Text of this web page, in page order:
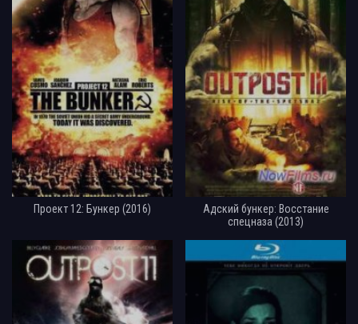
Проект 12: Бункер (2016)
Адский бункер: Восстание
спецназа (2013)